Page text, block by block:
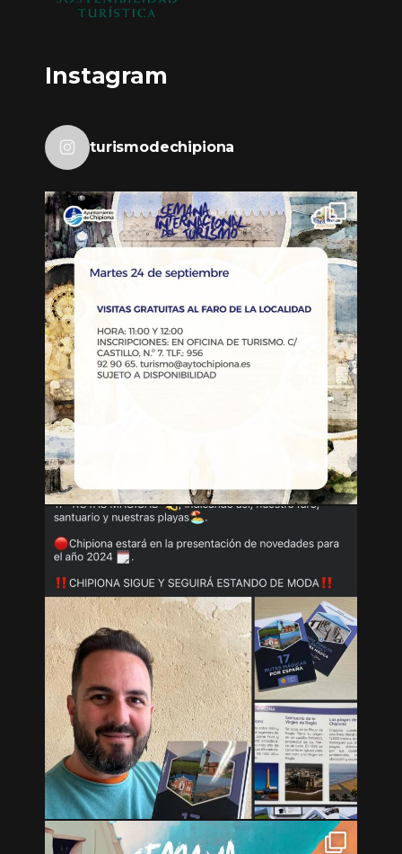
Instagram
turismodechipiona